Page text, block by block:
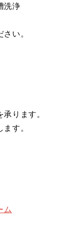
洗浄
い。
ります。
す。
ム